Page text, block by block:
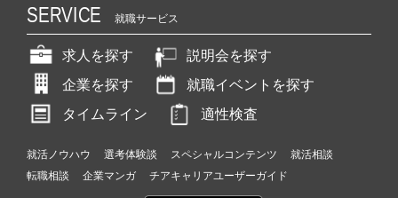
SERVICE 就職サービス
求人を探す
説明会を探す
企業を探す
就職イベントを探す
タイムライン
適性検査
就活ノウハウ 選考体験談 スペシャルコンテンツ
就活相談
転職相談
企業マンガ チアキャリアユーザーガイド